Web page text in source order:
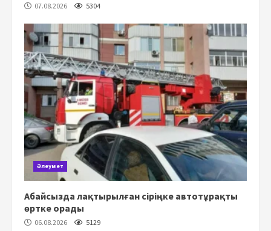
07.08.2026 5304
Әлеумет
Абайсызда лақтырылған сіріңке автотұрақты
өртке орады
06.08.2026 5129